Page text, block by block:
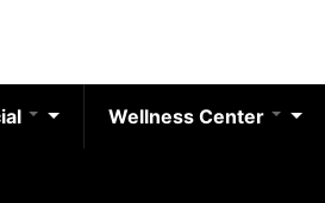
Wellness Center